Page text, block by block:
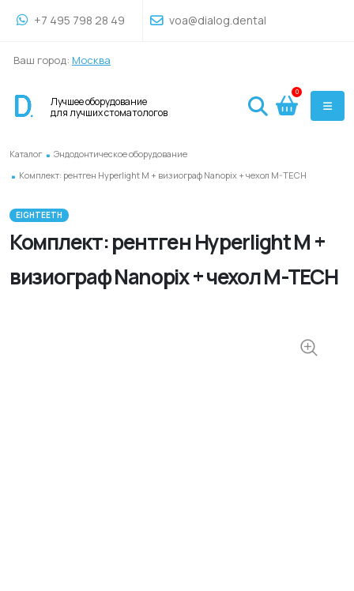
+7 495 798 28 49 voa@dialog.dental
Ваш город: Москва
Лучшее оборудование
для лучших стоматологов
0
Каталог . Эндодонтическое оборудование
. Комплект: рентген Hyperlight M + визиограф Nanopix + чехол M-TECH
EIGHTEETH
Комплект: рентген Hyperlight M +
визиограф Nanopix + чехол M-TECH